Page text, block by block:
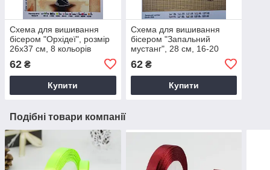
Схема для вишивання
бісером "Орхідеї", розмір
26x37 см, 8 кольорів
62 ₴
Купити
Схема для вишивання
бісером "Запальний
мустанг", 28 см, 16-20
62₴
Купити
Подібні товари компанії